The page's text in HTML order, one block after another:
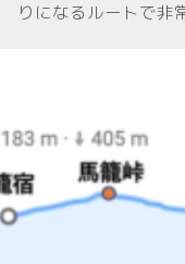
りになるルートで非